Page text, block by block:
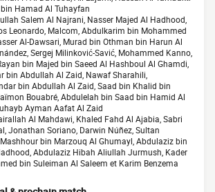
Hamad Al Tuhayfan
Salem Al Najrani, Nasser Majed Al Hadhood,
Leonardo, Malcom, Abdulkarim bin Mohammed
Al-Dawsari, Murad bin Othman bin Harun Al
Sergej Milinković-Savić, Mohammed Kanno,
bin Majed bin Saeed Al Hashboul Al Ghamdi,
bin Abdullah Al Zaid, Nawaf Sharahili,
bin Abdullah Al Zaid, Saad bin Khalid bin
Bouabré, Abdulelah bin Saad bin Hamid Al
Ayman Aafat Al Zaid
Al Mahdawi, Khaled Fahd Al Ajabia, Sabri
Jonathan Soriano, Darwin Núñez, Sultan
bin Marzouq Al Ghumayl, Abdulaziz bin
Abdulaziz Hibah Aliullah Jurmush, Kader
bin Suleiman Al Saleem et Karim Benzema